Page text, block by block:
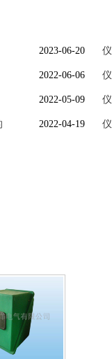
2023-06-20
2022-06-06
2022-05-09
2022-04-19